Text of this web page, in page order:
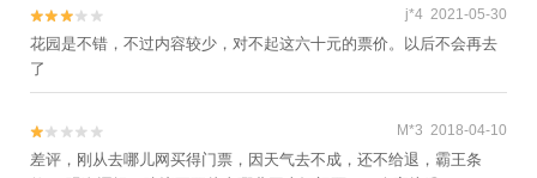

 j*4 2021-05-30
花园是不错，不过内容较少，对不起这六十元的票价。以后不会再去
了

 M*3 2018-04-10
差评，刚从去哪儿网买得门票，因天气去不成，还不给退，霸王条